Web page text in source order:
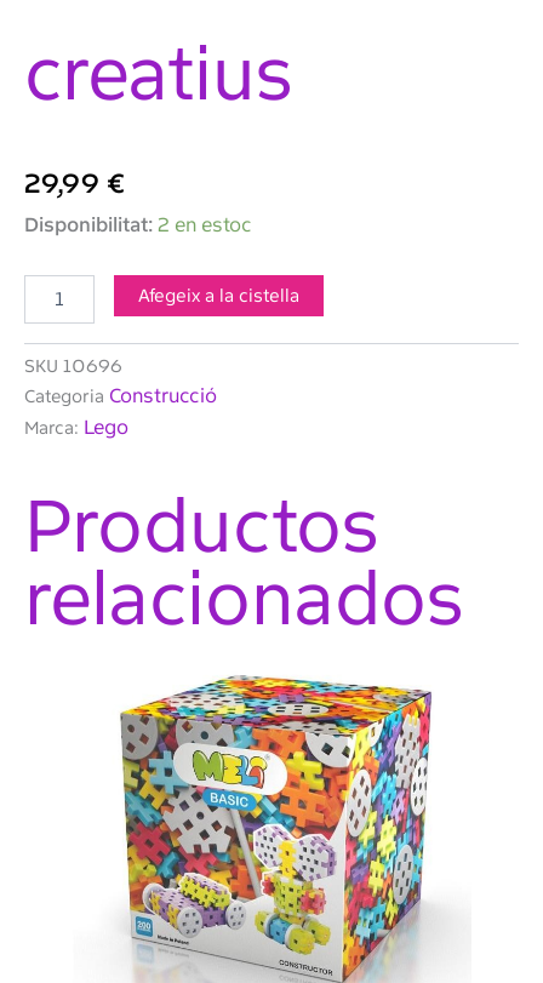
creatius
29,99 €
Disponibilitat: 2 en estoc
quantitat
Classic
mitjà
de
maons
Afegeix a la cistella
SKU 10696
Categoria Construcció
Marca: Lego
Productos
relacionados